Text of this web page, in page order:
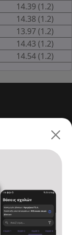
14.39 (1.2)
14.38 (1.2)
13.97 (1.2)
14.43 (1.2)
14.54 (1.2)